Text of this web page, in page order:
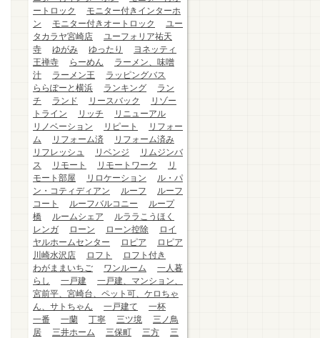
ートロック
モニター付きインターホ
ン
モニター付きオートロック
ユー
タカラヤ宮崎店
ユーフォリア祐天
寺
ゆがみ ゆったり
ヨネッティ
王禅寺
らーめん
ラーメン、味噌
汁
ラーメン王
ラッピングバス
ららぽーと横浜
ランキング
ラン
チ
ランド リースバック
リゾー
トライン
リッチ
リニューアル
リノベーション
リピート
リフォー
ム
リフォーム済
リフォーム済み
リフレッシュ
リベンジ
リムジンバ
ス
リモート リモートワーク
リ
モート部屋
リロケーション
ル・パ
ン・コティディアン
ルーフ
ルーフ
コート
ルーフバルコニー
ループ
橋
ルームシェア
ルララこうほく
レンガ
ローン ローン控除
ロイ
ヤルホームセンター
ロピア
ロピア
川崎水沢店
ロフト
ロフト付き
わがままいちご
ワンルーム
一人暮
らし
一戸建
一戸建、マンション、
宮前平、宮崎台、ペット可、ケロちゃ
ん、サトちゃん
一戸建て
一杯
一番
一蘭 丁寧 三ツ境
三ノ鳥
居
三井ホーム 三保町 三方
三